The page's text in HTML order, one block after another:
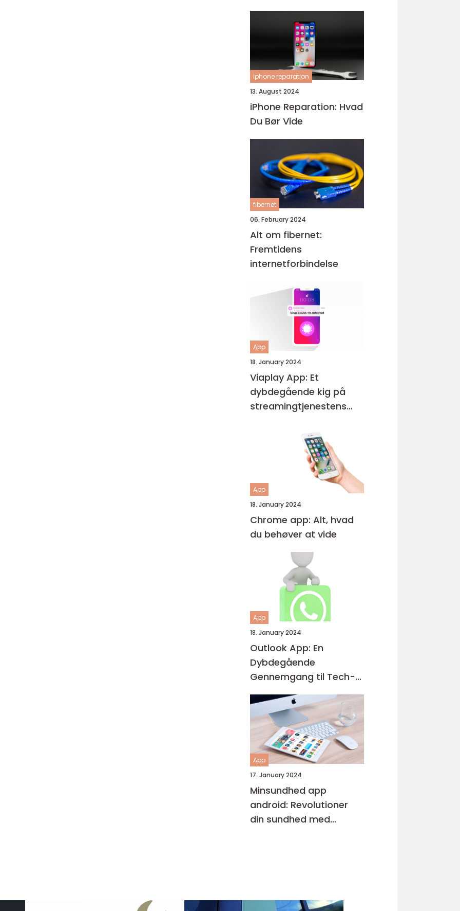
iphone reparation
13. August 2024
iPhone Reparation: Hvad
Du Bør Vide
fibernet
06. February 2024
Alt om fibernet:
Fremtidens
internetforbindelse
App
18. January 2024
Viaplay App: Et
dybdegående kig på
streamingtjenestens
App
18. January 2024
Chrome app: Alt, hvad
du behøver at vide
App
18. January 2024
Outlook App: En
Dybdegående
Gennemgang til Tech-
Entusiaster
App
17. January 2024
Minsundhed app
android: Revolutioner
din sundhed med